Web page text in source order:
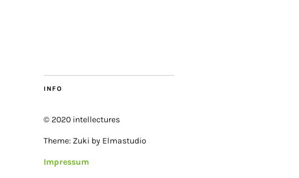
INFO
© 2020 intellectures
Theme: Zuki by Elmastudio
Impressum